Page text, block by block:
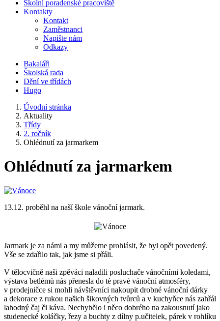
Školní poradenské pracoviště
Kontakty
Kontakt
Zaměstnanci
Napište nám
Odkazy
Bakaláři
Školská rada
Dění ve třídách
Hugo
Úvodní stránka
Aktuality
Třídy
2. ročník
Ohlédnutí za jarmarkem
Ohlédnutí za jarmarkem
13.12. proběhl na naší škole vánoční jarmark.
Jarmark je za námi a my můžeme prohlásit, že byl opět povedený.
Vše se zdařilo tak, jak jsme si přáli.
V tělocvičně naši zpěváci naladili posluchače vánočními koledami,
výstava betlémů nás přenesla do té pravé vánoční atmosféry,
v prodejničce si mohli návštěvníci nakoupit drobné vánoční dárky
a dekorace z rukou našich šikovných tvůrců a v kuchyňce nás zahřál
lahodný čaj či káva. Nechybělo i něco dobrého na zakousnutí jako
studenecké koláčky, řezy a buchty z dílny p.učitelek, párek v rohlíku